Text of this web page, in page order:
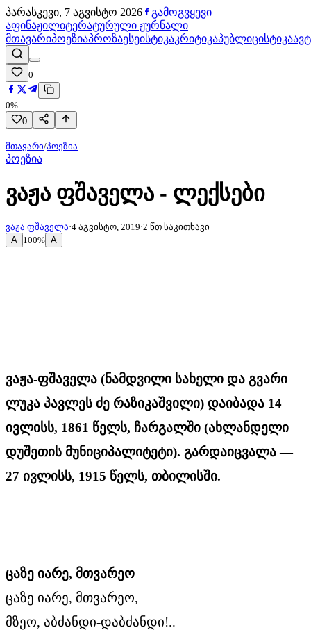
პარასკევი, 7 აგვისტო 2026
გამოგვყევი
აფინაჟილიტერატურული ჟურნალი
მთავარიპოეზიაპროზაესეისტიკაკრიტიკაპუბლიცისტიკა
0
0%
0
მთავარი/პოეზია
პოეზია
ვაჟა ფშაველა - ლექსები
ვაჟა ფშაველა·4 აგვისტო, 2019·2 წთ საკითხავი
A 100% A
ვაჟა-ფშაველა (ნამდვილი სახელი და გვარი
ლუკა პავლეს ძე რაზიკაშვილი) დაიბადა 14
ივლისს, 1861 წელს, ჩარგალში (ახლანდელი
დუშეთის მუნიციპალიტეტი). გარდაიცვალა —
27 ივლისს, 1915 წელს, თბილისში.
ცაზე იარე, მთვარეო
ცაზე იარე, მთვარეო,
მზეო, აბძანდი-დაბძანდი!..